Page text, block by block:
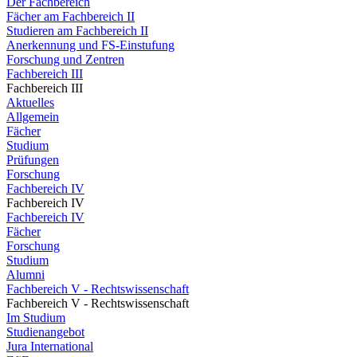
Fächer am Fachbereich II
Studieren am Fachbereich II
Anerkennung und FS-Einstufung
Forschung und Zentren
Fachbereich III
Fachbereich III
Aktuelles
Allgemein
Fächer
Studium
Prüfungen
Forschung
Fachbereich IV
Fachbereich IV
Fachbereich IV
Fächer
Forschung
Studium
Alumni
Fachbereich V - Rechtswissenschaft
Fachbereich V - Rechtswissenschaft
Im Studium
Studienangebot
Jura International